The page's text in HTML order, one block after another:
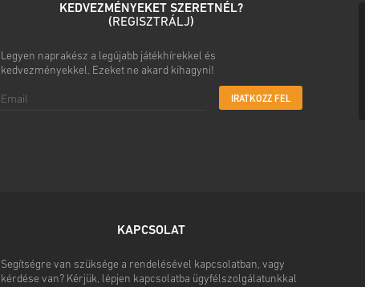
KEDVEZMÉNYEKET SZERETNÉL?
(REGISZTRÁLJ)
Legyen naprakész a legújabb játékhírekkel és
kedvezményekkel. Ezeket ne akard kihagyni!
IRATKOZZ FEL
KAPCSOLAT
Segítségre van szüksége a rendelésével kapcsolatban, vagy
kérdése van? Kérjük, lépjen kapcsolatba ügyfélszolgálatunkkal